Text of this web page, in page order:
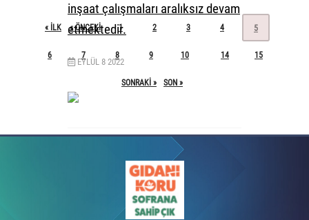
inşaat çalışmaları aralıksız devam
etmektedir.
EYLÜL 8 2022
« ILK « ÖNCEKI 1 2 3 4 5
6 7 8 9 10 14 15
SONRAKI » SON »